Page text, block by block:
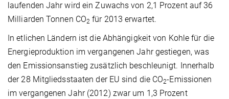
laufenden Jahr wird ein Zuwachs von 2,1 Prozent auf 36
Milliarden Tonnen CO2 für 2013 erwartet.
In etlichen Ländern ist die Abhängigkeit von Kohle für die
Energieproduktion im vergangenen Jahr gestiegen, was
den Emissionsanstieg zusätzlich beschleunigt. Innerhalb
der 28 Mitgliedsstaaten der EU sind die CO2-Emissionen
im vergangenen Jahr (2012) zwar um 1,3 Prozent